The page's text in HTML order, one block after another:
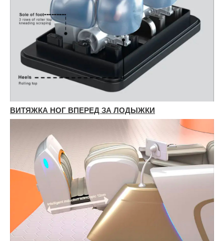
ВИТЯЖКА НОГ ВПЕРЕД ЗА ЛОДЫЖКИ